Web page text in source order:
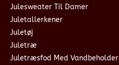
Julesweater Til Damer
Juletallerkener
Juletøj
Juletræ
Juletræsfod Med Vandbeholder